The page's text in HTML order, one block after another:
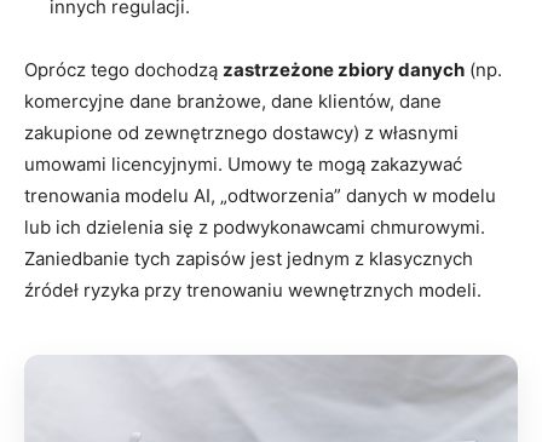
innych regulacji.
Oprócz tego dochodzą zastrzeżone zbiory danych (np.
komercyjne dane branżowe, dane klientów, dane
zakupione od zewnętrznego dostawcy) z własnymi
umowami licencyjnymi. Umowy te mogą zakazywać
trenowania modelu AI, „odtworzenia” danych w modelu
lub ich dzielenia się z podwykonawcami chmurowymi.
Zaniedbanie tych zapisów jest jednym z klasycznych
źródeł ryzyka przy trenowaniu wewnętrznych modeli.